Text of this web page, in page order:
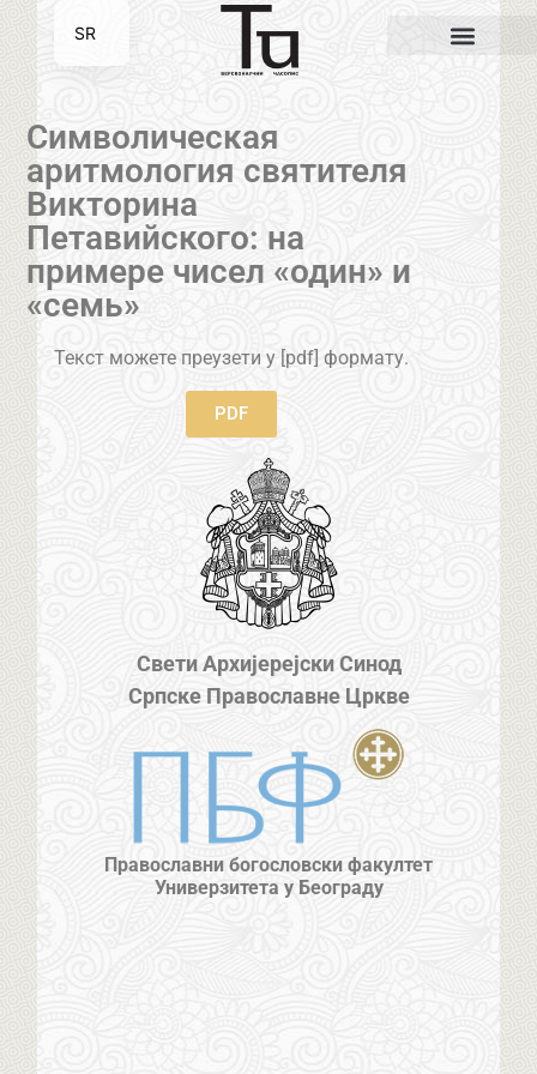
Символическая
аритмология святителя
Викторина
Петавийского: на
примере чисел «один» и
«семь»
Текст можете преузети у [pdf] формату.
PDF
Свети Архијерејски Синод
Српске Православне Цркве
Православни богословски факултет
Универзитета у Београду
SR
EN